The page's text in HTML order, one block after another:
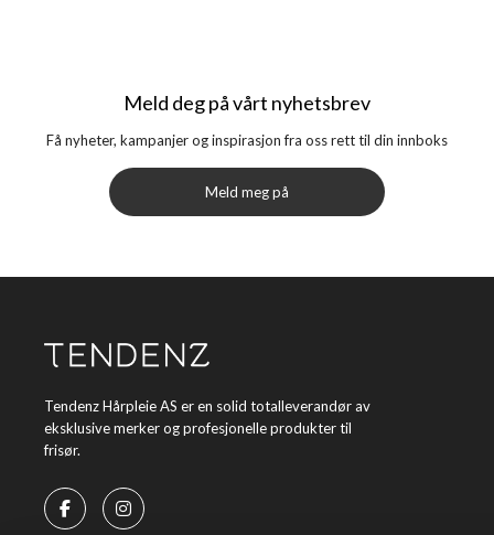
Meld deg på vårt nyhetsbrev
Få nyheter, kampanjer og inspirasjon fra oss rett til din innboks
Meld meg på
Tendenz Hårpleie AS er en solid totalleverandør av
eksklusive merker og profesjonelle produkter til
frisør.